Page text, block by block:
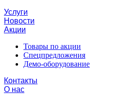
Услуги
Новости
Акции
Товары по акции
Спецпредложения
Демо-оборудование
Контакты
О нас